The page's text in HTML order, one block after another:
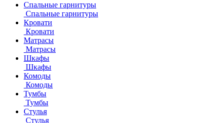
Спальные гарнитуры
Спальные гарнитуры
Кровати
Кровати
Матрасы
Матрасы
Шкафы
Шкафы
Комоды
Комоды
Тумбы
Тумбы
Стулья
Стулья